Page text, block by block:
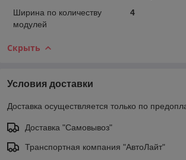
Ширина по количеству
модулей
4
Скрыть
Условия доставки
Доставка осуществляется только по
Доставка "Самовывоз"
Транспортная компания "АвтоЛайт"